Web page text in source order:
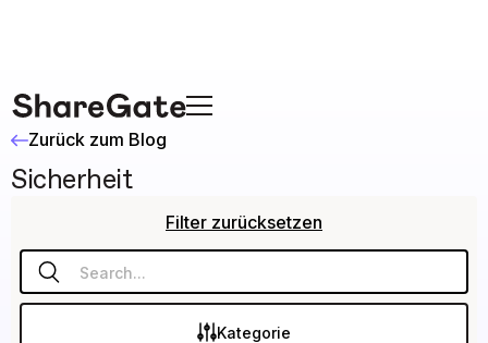
Zurück zum Blog
Sicherheit
Filter zurücksetzen
Kategorie